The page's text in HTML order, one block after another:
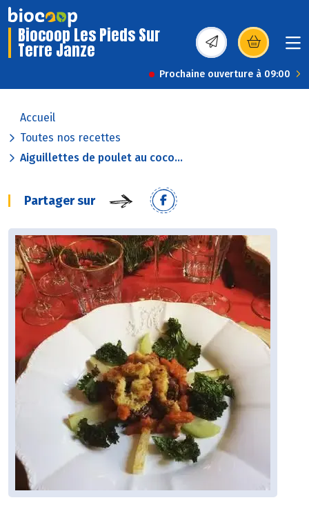
Biocoop Les Pieds Sur
Terre Janze (s’ouvre dans une
Prochaine ouverture à 09:00
Accueil
Toutes nos recettes
Aiguillettes de poulet au coco...
Partager sur